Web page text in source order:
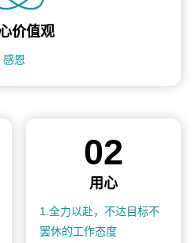
价值观
恩
02
用心
1.全力以赴，不达目标不
罢休的工作态度